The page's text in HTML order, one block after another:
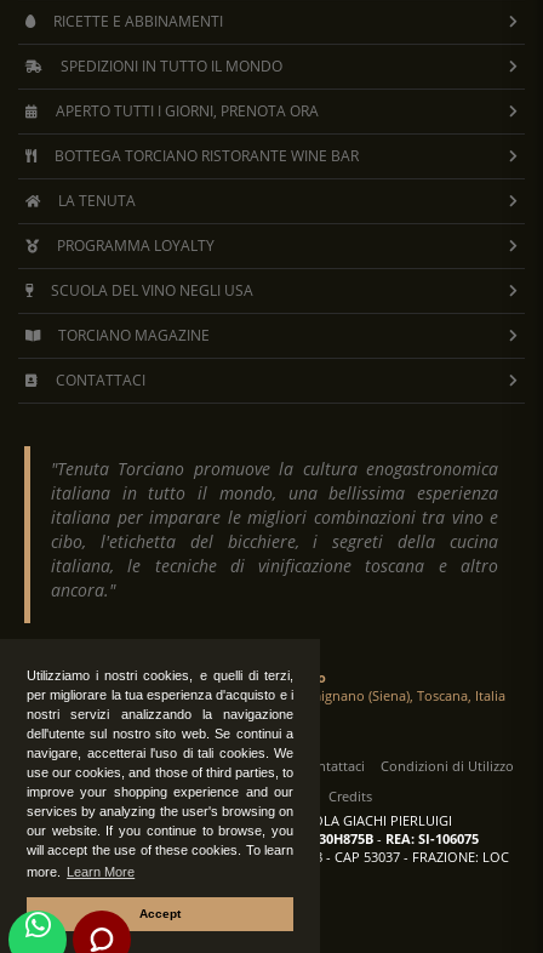
Utilizziamo i nostri cookies, e quelli di terzi,
per migliorare la tua esperienza d'acquisto e i
nostri servizi analizzando la navigazione
dell'utente sul nostro sito web. Se continui a
navigare, accetterai l'uso di tali cookies. We
use our cookies, and those of third parties, to
improve your shopping experience and our
services by analyzing the user's browsing on
our website. If you continue to browse, you
will accept the use of these cookies. To learn
more.
Learn More
Accept
RICETTE E ABBINAMENTI
SPEDIZIONI IN TUTTO IL MONDO
APERTO TUTTI I GIORNI, PRENOTA ORA
BOTTEGA TORCIANO RISTORANTE WINE BAR
LA TENUTA
PROGRAMMA LOYALTY
SCUOLA DEL VINO NEGLI USA
TORCIANO MAGAZINE
CONTATTACI
"Tenuta Torciano promuove la cultura enogastronomica
italiana in tutto il mondo, una bellissima esperienza
italiana per imparare le migliori combinazioni tra vino e
cibo, l'etichetta del bicchiere, i segreti della cucina
italiana, le tecniche di vinificazione toscana e altro
ancora."
Tenuta Torciano
Via Crocetta 16, Loc. Ulignano 53037 San Gimignano (Siena), Toscana, Italia
Tutti i diritti sono riservati | Operatori Contattaci
Condizioni di Utilizzo
Privacy
Albo Fornitori
Credits
TENUTA TORCIANO AZIENDA AGRICOLA GIACHI PIERLUIGI
P.IVA: IT00375840527 -C.F.: GCHPLG62C30H875B- REA: SI-106075
Sede: SAN GIMIGNANO (SI) - VIA CROCETTA 18 - CAP 53037 - FRAZIONE: LOC